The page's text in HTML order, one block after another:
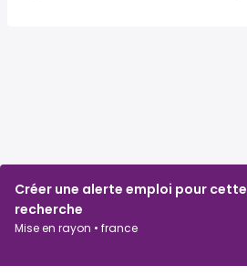
Créer une alerte emploi pour cette
recherche
Mise en rayon • france